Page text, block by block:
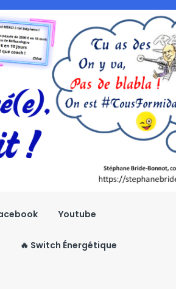
Youtube
🔥 Switch Énergétique